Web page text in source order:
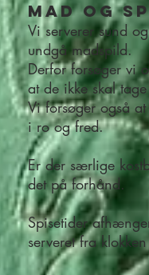
mad og
Vi serverer sund
undgå madspild.
Derfor forsøger vi
at de ikke skal
Vi forsøger også
i ro og fred.
Er der særlige
det på forhånd.
Spisetider
serveret fra